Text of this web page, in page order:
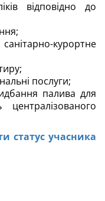
відповідно до
курортне
послуги;
палива для
статус учасника